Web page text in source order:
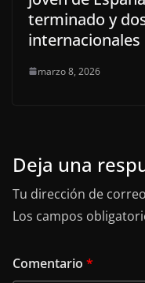
terminado y
internacionales
marzo 8, 2026
Deja una
Tu dirección de
Los campos
Comentario *